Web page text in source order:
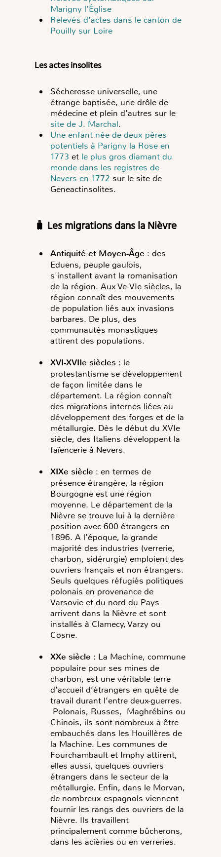
Marigny l’Église
Relevés d’actes dans le canton de
Pouilly sur Loire
Les actes insolites
Sécheresse universelle, une
étrange baptisée, une drôle de
médecine et plein d’autres sur le
site de J. Marchal.
Une enfant née de deux pères
potentiels à Parigny la Rose en
1773 et le plus gros diamant du
monde dans les registres de
Nevers en 1772 sur le site de
Geneactinsolites.
🧳 Les migrations dans la Nièvre
Antiquité et Moyen-Âge : des
Eduens, peuple gaulois,
s'installent avant la romanisation
de la région. Aux Ve-VIe siècles, la
région connaît des mouvements
de population liés aux invasions
barbares. De plus, des
communautés monastiques
attirent des populations.
XVI-XVIIe siècles : le
protestantisme se développement
de façon limitée dans le
département. La région connaît
des migrations internes liées au
développement des forges et de la
métallurgie. Dès le début du XVIe
siècle, des Italiens développent la
faïencerie à Nevers.
XIXe siècle : en termes de
présence étrangère, la région
Bourgogne est une région
moyenne. Le département de la
Nièvre se trouve lui à la dernière
position avec 600 étrangers en
1896. A l’époque, la grande
majorité des industries (verrerie,
charbon, sidérurgie) emploient des
ouvriers français et non étrangers.
Seuls quelques réfugiés politiques
polonais en provenance de
Varsovie et du nord du Pays
arrivent dans la Nièvre et sont
installés à Clamecy, Varzy ou
Cosne.
XXe siècle : La Machine, commune
populaire pour ses mines de
charbon, est une véritable terre
d’accueil d’étrangers en quête de
travail durant l’entre deux-guerres.
Polonais, Russes, Maghrébins ou
Chinois, ils sont nombreux à être
embauchés dans les Houillères de
la Machine. Les communes de
Fourchambault et Imphy attirent,
elles aussi, quelques ouvriers
étrangers dans le secteur de la
métallurgie. Enfin, dans le Morvan,
de nombreux espagnols viennent
fournir les rangs des ouvriers de la
Nièvre. Ils travaillent
principalement comme bûcherons,
dans les aciéries ou en verreries.